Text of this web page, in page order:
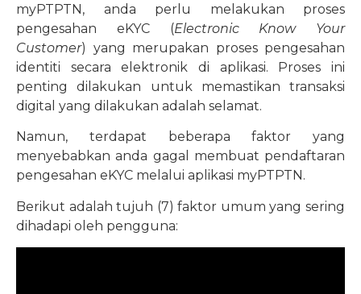
myPTPTN, anda perlu melakukan proses
pengesahan eKYC (Electronic Know Your
Customer) yang merupakan proses pengesahan
identiti secara elektronik di aplikasi. Proses ini
penting dilakukan untuk memastikan transaksi
digital yang dilakukan adalah selamat.
Namun, terdapat beberapa faktor yang
menyebabkan anda gagal membuat pendaftaran
pengesahan eKYC melalui aplikasi myPTPTN.
Berikut adalah tujuh (7) faktor umum yang sering
dihadapi oleh pengguna: